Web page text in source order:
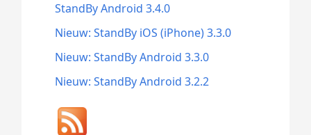
StandBy Android 3.4.0
Nieuw: StandBy iOS (iPhone) 3.3.0
Nieuw: StandBy Android 3.3.0
Nieuw: StandBy Android 3.2.2